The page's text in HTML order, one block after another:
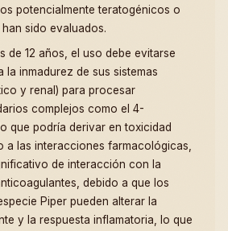
potencialmente teratogénicos o
sido evaluados.
de 12 años, el uso debe evitarse
la inmadurez de sus sistemas
y renal) para procesar
complejos como el 4-
que podría derivar en toxicidad
a las interacciones farmacológicas,
de interacción con la
debido a que los
Piper pueden alterar la
y la respuesta inflamatoria, lo que